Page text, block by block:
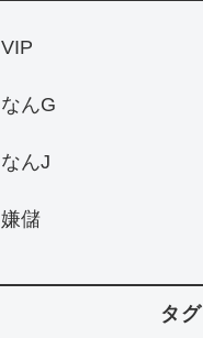
VIP
なんG
なんJ
嫌儲
タグ